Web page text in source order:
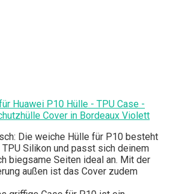
Huawei P10 Hülle - TPU Case -
Cover in Bordeaux Violett
Die weiche Hülle für P10 besteht
Silikon und passt sich deinem
biegsame Seiten ideal an. Mit der
außen ist das Cover zudem